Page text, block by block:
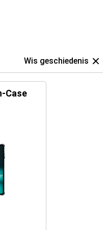
Wis geschiedenis
Case